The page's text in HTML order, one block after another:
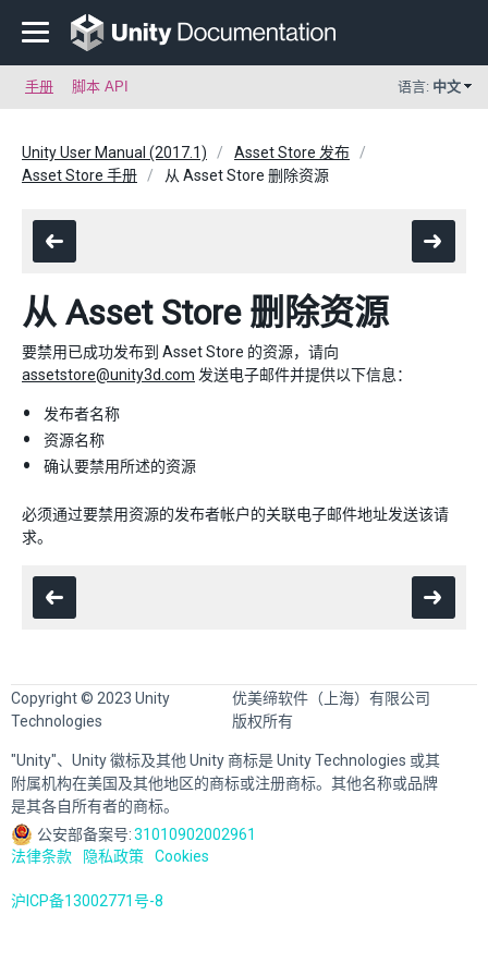
手册 脚本 API 语言: 中文
Unity User Manual (2017.1)
Asset Store 发布
Asset Store 手册
从 Asset Store 删除资源
从 Asset Store 删除资源
要禁用已成功发布到 Asset Store 的资源，请向
assetstore@unity3d.com 发送电子邮件并提供以下信息：
发布者名称
资源名称
确认要禁用所述的资源
必须通过要禁用资源的发布者帐户的关联电子邮件地址发送该请
求。
Copyright © 2023 Unity
Technologies
优美缔软件（上海）有限公司
版权所有
"Unity"、Unity 徽标及其他 Unity 商标是 Unity Technologies 或其
附属机构在美国及其他地区的商标或注册商标。其他名称或品牌
是其各自所有者的商标。
公安部备案号:31010902002961
法律条款
隐私政策 Cookies
沪ICP备13002771号-8